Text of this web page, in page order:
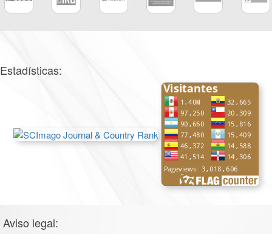
Estadísticas:
Aviso legal: